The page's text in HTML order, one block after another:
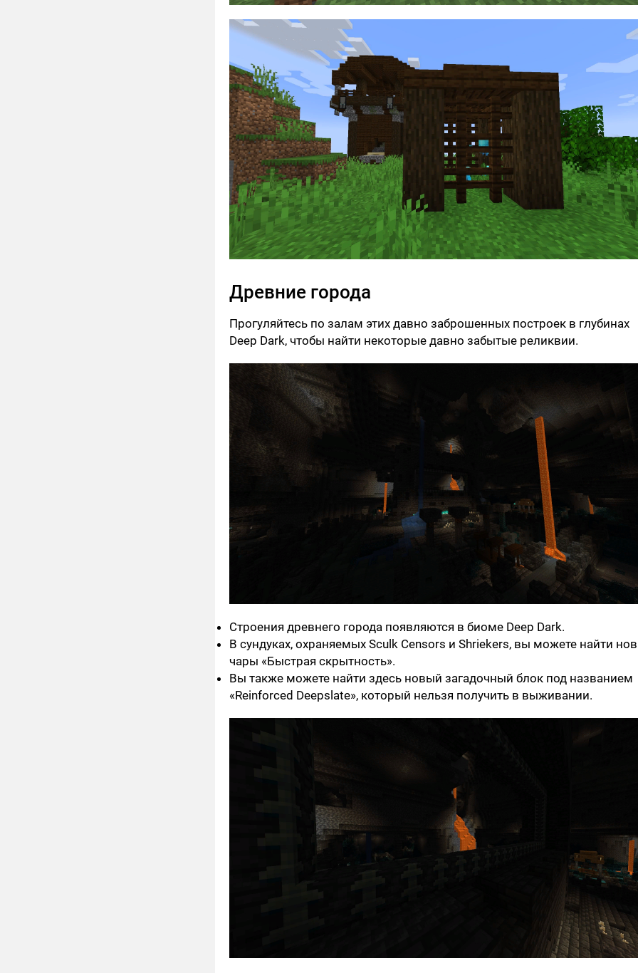
Древние города
Прогуляйтесь по залам этих давно заброшенных построек в глубинах
Deep Dark, чтобы найти некоторые давно забытые реликвии.
Строения древнего города появляются в биоме Deep Dark.
В сундуках, охраняемых Sculk Censors и Shriekers, вы можете найти
чары «Быстрая скрытность».
Вы также можете найти здесь новый загадочный блок под названием
«Reinforced Deepslate», который нельзя получить в выживании.